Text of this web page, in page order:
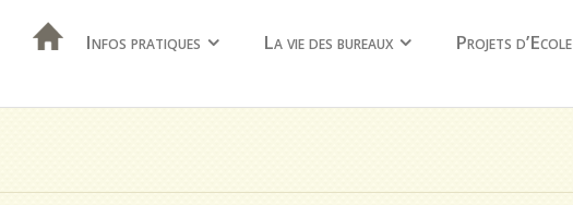
Infos pratiques La vie des bureaux Projets d’Ecole